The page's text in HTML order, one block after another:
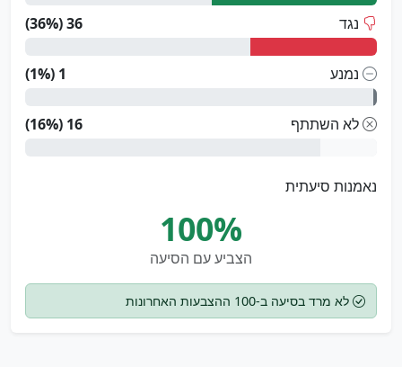
נגד 36 (36%)
נמנע 1 (1%)
לא השתתף 16 (16%)
נאמנות סיעתית
100%
הצביע עם הסיעה
לא מרד בסיעה ב-100 ההצבעות האחרונות